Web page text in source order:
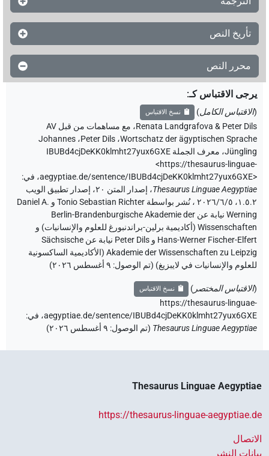
تأريخ النص
محرر النص
يرجى الاقتباس كـ:
(الاقتباس الكامل) نسخ الاقتباس
Renata Landgrafova & Peter Dils، مع مساهمات من قبل AV
Wortschatz der ägyptischen Sprache، Peter Dils، Johannes
Jüngling، معرف الجملة IBUBd4cjDeKK0klmht27yux6GXE
<https://thesaurus-linguae-
aegyptiae.de/sentence/IBUBd4cjDeKK0klmht27yux6GXE>، في:
Thesaurus Linguae Aegyptiae،
إصدار المتن ٢٠، إصدار تطبيق الويب
۱.٥.٢، ٢٠٢٦/٦/٥ ، نُشر بواسطة Tonio Sebastian Richter و Daniel A.
Werning نيابة عن Berlin-Brandenburgische Akademie der
Wissenschaften (أكاديمية برلين-براندنبورغ للعلوم والإنسانيات) و
Hans-Werner Fischer-Elfert و Peter Dils نيابة عن Sächsische
Akademie der Wissenschaften zu Leipzig (الأكاديمية الساكسونية
للعلوم والإنسانيات في لايبزيغ) (تم الوصول: ٩ أغسطس ٢٠٢٦ )
(الاقتباس المختصر ) نسخ الاقتباس
https://thesaurus-linguae-
aegyptiae.de/sentence/IBUBd4cjDeKK0klmht27yux6GXE، في:
Thesaurus Linguae Aegyptiae
(تم الوصول: ٩ أغسطس ٢٠٢٦ )
Thesaurus Linguae Aegyptiae
https://thesaurus-linguae-aegyptiae.de
الاتصال
بيانات النشر